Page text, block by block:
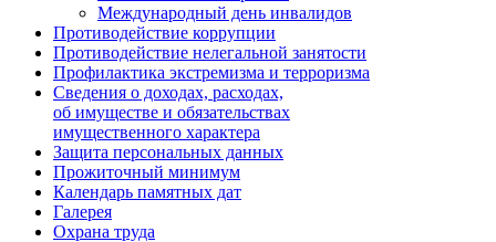
Международный день инвалидов
Противодействие коррупции
Противодействие нелегальной занятости
Профилактика экстремизма и терроризма
Сведения о доходах, расходах,
об имуществе и обязательствах
имущественного характера
Защита персональных данных
Прожиточный минимум
Календарь памятных дат
Галерея
Охрана труда